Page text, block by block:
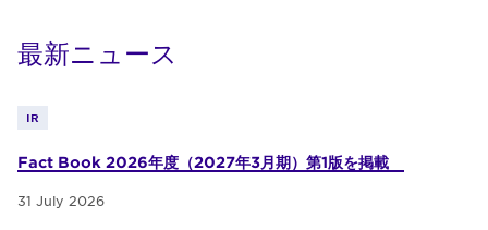
最新ニュース
IR
Fact Book 2026年度（2027年3月期）第1版を掲載
31 July 2026